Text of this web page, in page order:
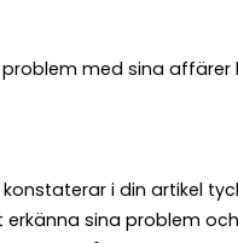
med sina
i din artikel
sina problem